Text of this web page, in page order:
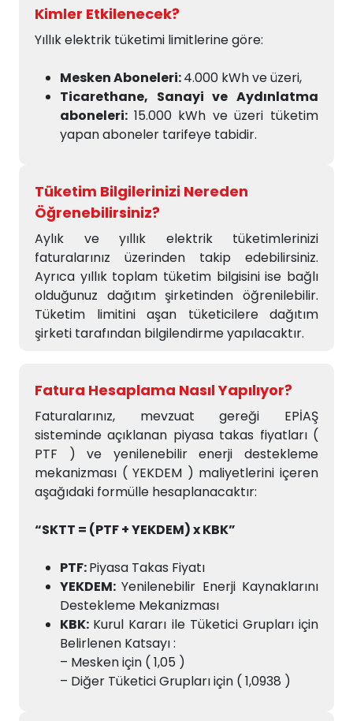
Kimler Etkilenecek?
Yıllık elektrik tüketimi limitlerine göre:
Mesken Aboneleri:4.000 kWh ve üzeri,
Ticarethane, Sanayi ve Aydınlatma
aboneleri: 15.000 kWh ve üzeri tüketim
yapan aboneler tarifeye tabidir.
Tüketim Bilgilerinizi Nereden
Öğrenebilirsiniz?
Aylık ve yıllık elektrik tüketimlerinizi
faturalarınız üzerinden takip edebilirsiniz.
Ayrıca yıllık toplam tüketim bilgisini ise bağlı
olduğunuz dağıtım şirketinden öğrenilebilir.
Tüketim limitini aşan tüketicilere dağıtım
şirketi tarafından bilgilendirme yapılacaktır.
Fatura Hesaplama Nasıl Yapılıyor?
Faturalarınız, mevzuat gereği EPİAŞ
sisteminde açıklanan piyasa takas fiyatları (
PTF ) ve yenilenebilir enerji destekleme
mekanizması ( YEKDEM ) maliyetlerini içeren
aşağıdaki formülle hesaplanacaktır:
“SKTT = (PTF + YEKDEM) x KBK”
PTF:Piyasa Takas Fiyatı
YEKDEM:Yenilenebilir Enerji Kaynaklarını
Destekleme Mekanizması
KBK: Kurul Kararı ile Tüketici Grupları için
Belirlenen Katsayı :
– Mesken için ( 1,05 )
– Diğer Tüketici Grupları için ( 1,0938 )